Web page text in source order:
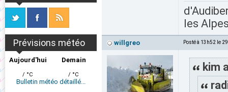
Prévisions météo
Aujourd'hui
/ °C
Demain
/ °C
Bulletin météo détaillé...
les
willgreo Posté à 13h52 le
kim